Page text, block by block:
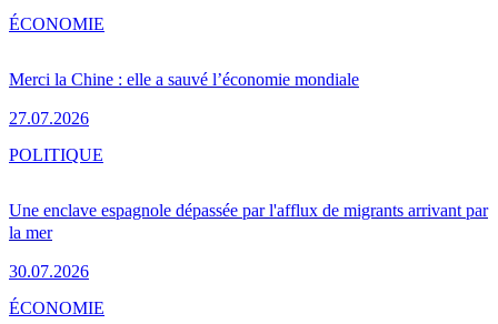
Merci la Chine : elle a sauvé l’économie mondiale
27.07.2026
ÉCONOMIE
Une enclave espagnole dépassée par l'afflux de migrants arrivant par
la mer
30.07.2026
POLITIQUE
ÉCONOMIE